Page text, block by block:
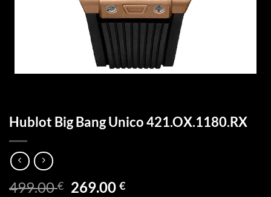
Hublot Big Bang Unico 421.OX.1180.RX
499.00€ Ursprünglicher
269.00€Aktueller